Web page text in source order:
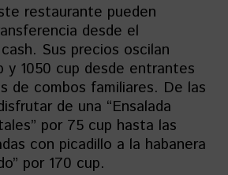
restaurante pueden
desde el
Sus precios oscilan
y 1050 cup desde entrantes
de combos familiares. De las
de una “Ensalada
por 75 cup hasta las
con picadillo a la habanera
por 170 cup.